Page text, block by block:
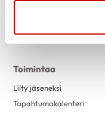
Toimintaa
Liity jäseneksi
Tapahtumakalenteri